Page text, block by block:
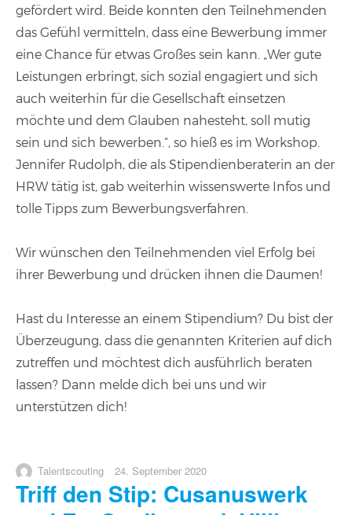
gefördert wird. Beide konnten den Teilnehmenden
das Gefühl vermitteln, dass eine Bewerbung immer
eine Chance für etwas Großes sein kann. „Wer gute
Leistungen erbringt, sich sozial engagiert und sich
auch weiterhin für die Gesellschaft einsetzen
möchte und dem Glauben nahesteht, soll mutig
sein und sich bewerben.“, so hieß es im Workshop.
Jennifer Rudolph, die als Stipendienberaterin an der
HRW tätig ist, gab weiterhin wissenswerte Infos und
tolle Tipps zum Bewerbungsverfahren.
Wir wünschen den Teilnehmenden viel Erfolg bei
ihrer Bewerbung und drücken ihnen die Daumen!
Hast du Interesse an einem Stipendium? Du bist der
Überzeugung, dass die genannten Kriterien auf dich
zutreffen und möchtest dich ausführlich beraten
lassen? Dann melde dich bei uns und wir
unterstützen dich!
Autor
Talentscouting
Veröffentlicht
am
24. September 2020
Triff den Stip: Cusanuswerk